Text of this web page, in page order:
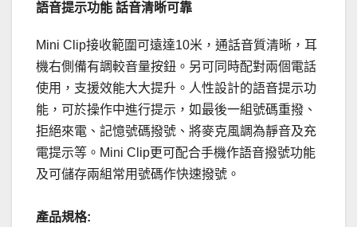
語音提示功能 話音清晰可靠
Mini Clip接收範圍可遠達10米，通話音質清晰，耳
機右側備有調較音量按鈕。另可同時配對兩個電話
使用，支援效能大大提升。人性設計的語音提示功
能，可於操作中進行提示，如最後一組號碼重撥、
拒絕來電、記憶號碼撥號、將麥克風調為靜音及充
電提示等。Mini Clip更可配合手機作語音撥號功能
及可儲存兩組常用號碼作快速撥號。
產品規格: